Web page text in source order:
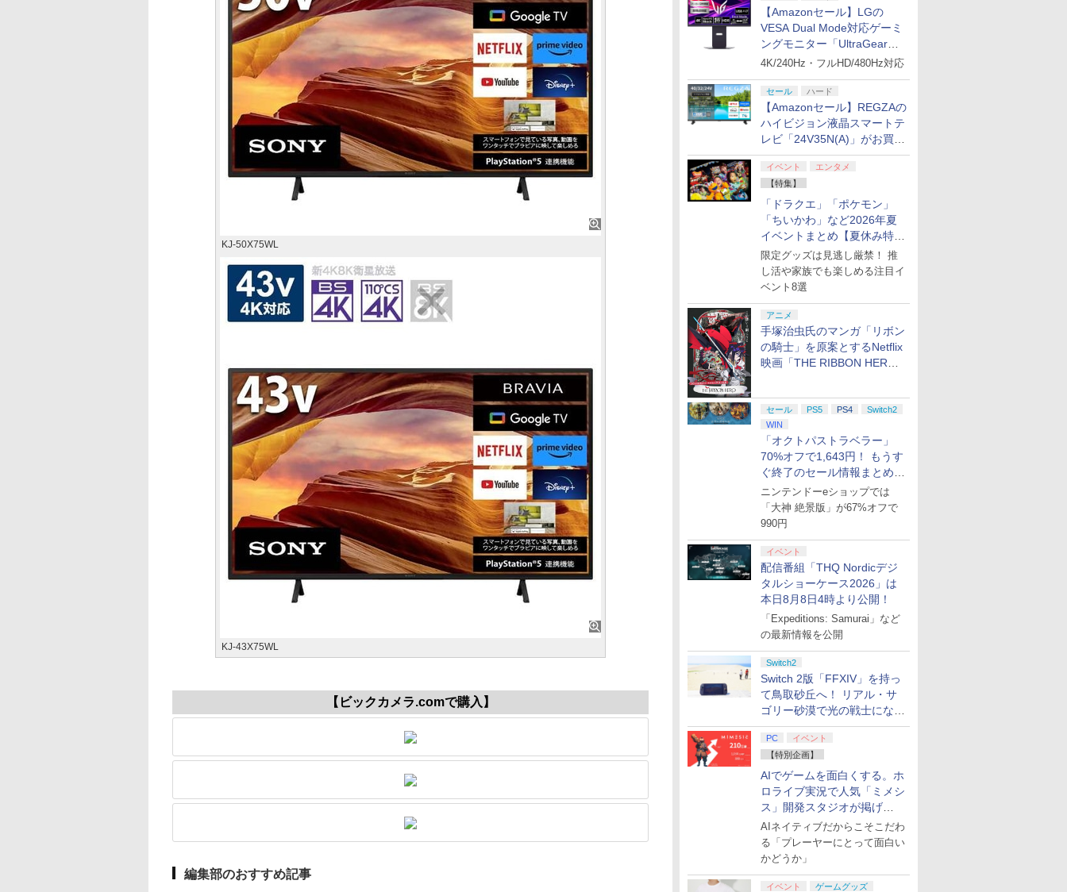
【Amazonセール】LGの
VESA Dual Mode対応ゲーミ
ングモニター「UltraGear
27G850A-B」がお買い得！
4K/240Hz・フルHD/480Hz対応
セール ハード
【Amazonセール】REGZAの
ハイビジョン液晶スマートテ
レビ「24V35N(A)」がお買い
得！
イベント
エンタメ
【特集】
「ドラクエ」「ポケモン」
「ちいかわ」など2026年夏
イベントまとめ【夏休み特
集】
限定グッズは見逃し厳禁！ 推
し活や家族でも楽しめる注目イ
ベント8選
アニメ
手塚治虫氏のマンガ「リボン
の騎士」を原案とするNetflix
映画「THE RIBBON HERO
セール PS5 PS4
Switch2
WIN
「オクトパストラベラー」
70%オフで1,643円！ もうす
ぐ終了のセール情報まとめ
【8月8日更新】
ニンテンドーeショップでは
「大神 絶景版」が67%オフで
990円
イベント
配信番組「THQ Nordicデジ
タルショーケース2026」は
本日8月8日4時より公開！
「Expeditions: Samurai」など
の最新情報を公開
Switch2
Switch 2版「FFXIV」を持っ
て鳥取砂丘へ！ リアル・サ
ゴリー砂漠で光の戦士になっ
てみた
PC
イベント
【特別企画】
AIでゲームを面白くする。ホ
ロライブ実況で人気「ミメシ
ス」開発スタジオが掲げ
る“AI活用の信念”とは？【講
演レポート】
AIネイティブだからこそこだわ
る「プレーヤーにとって面白い
かどうか」
イベント ゲームグッズ
KJ-50X75WL
KJ-43X75WL
【ビックカメラ.comで購入】
編集部のおすすめ記事